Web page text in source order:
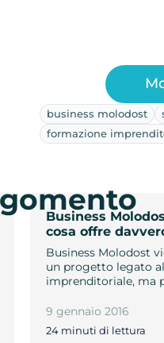
business molodost
formazione
Business
cosa offre
Business Molodost
un progetto legato
imprenditoriale, ma
9 gennaio 2016
24 minuti di lettura